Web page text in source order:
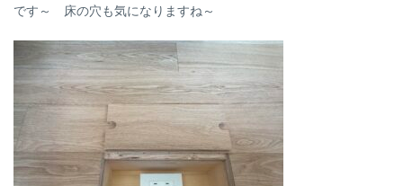
です～ 床の穴も気になりますね～